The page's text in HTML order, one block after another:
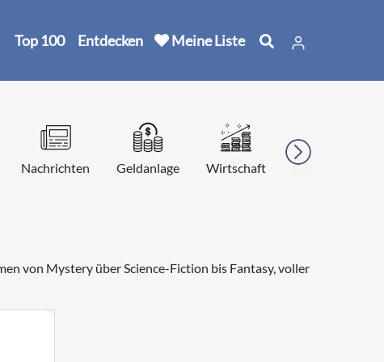
Top 100 Entdecken Meine Liste
Nachrichten Geldanlage Wirtschaft Geschichte
von Mystery über Science-Fiction bis Fantasy, voller